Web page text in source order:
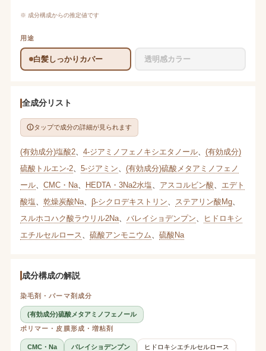
※ 成分構成からの推定値です
用途
白髪しっかりカバー 透明感カラー
全成分リスト
タップで成分の詳細が見られます
(有効成分)塩酸2、 4-ジアミノフェノキシエタノール、 (有効成分)
硫酸トルエン-2、 5-ジアミン
(有効成分)硫酸メタアミノフェノ
ール、 CMC・Na、 HEDTA・3Na2水塩 アスコルビン酸
エデト
酸塩
乾燥炭酸Na、 β-シクロデキストリン ステアリン酸Mg、
スルホコハク酸ラウリル2Na、 バレイショデンプン
ヒドロキシ
エチルセルロース
硫酸アンモニウム 硫酸Na
成分構成の解説
染毛剤・パーマ剤成分
(有効成分)硫酸メタアミノフェノール
ポリマー・皮膜形成・増粘剤
CMC・Na バレイショデンプン
ヒドロキシエチルセルロース